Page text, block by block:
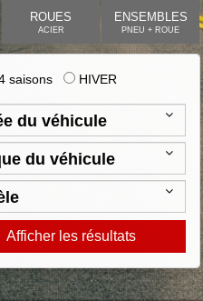
ROUES
ACIER
ENSEMBLES
PNEU + ROUE
saisons HIVER
Afficher les résultats